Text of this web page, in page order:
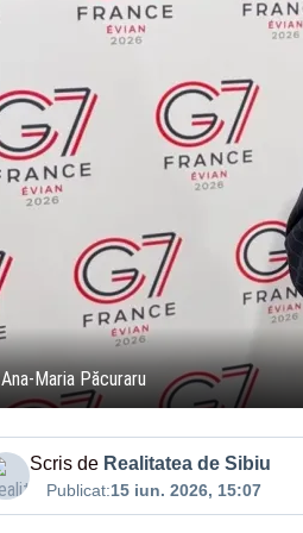
Ana-Maria Păcuraru
Scris de Realitatea de Sibiu
Publicat:15 iun. 2026, 15:07